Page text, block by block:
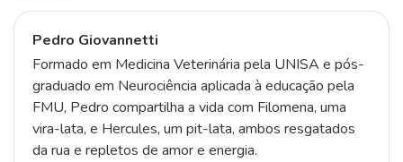
Pedro Giovannetti
Formado em Medicina Veterinária pela UNISA e pós-
graduado em Neurociência aplicada à educação pela
FMU, Pedro compartilha a vida com Filomena, uma
vira-lata, e Hercules, um pit-lata, ambos resgatados
da rua e repletos de amor e energia.